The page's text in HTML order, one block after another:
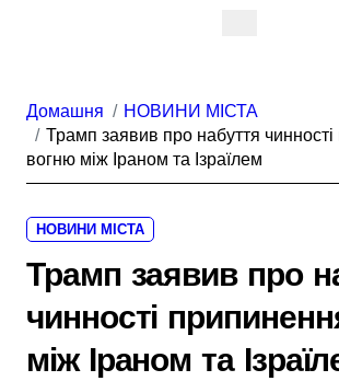
Домашня
НОВИНИ МІСТА
Трамп заявив про набуття
вогню між Іраном та Ізраїлем
НОВИНИ МІСТА
Трамп заявив про
чинності
між Іраном та